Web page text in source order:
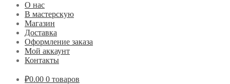
О нас
В мастерскую
Магазин
Доставка
Оформление заказа
Мой аккаунт
Контакты
₽0.00 0 товаров